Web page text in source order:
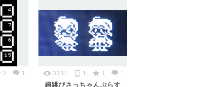
2 1 3211 1 1 1
縄跳びさっちゃんぷらす